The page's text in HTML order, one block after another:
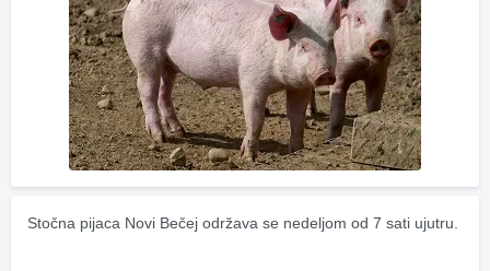
Stočna pijaca Novi Bečej održava se nedeljom od 7 sati ujutru.